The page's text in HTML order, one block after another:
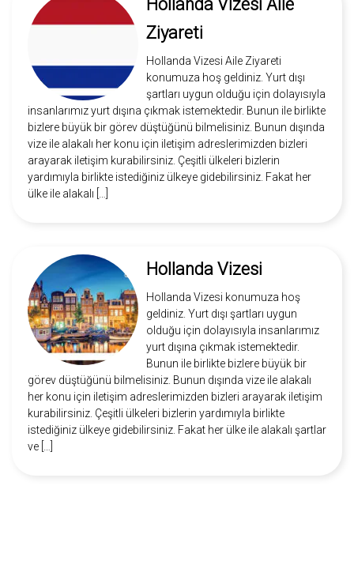
Hollanda Vizesi Aile
Ziyareti
Hollanda Vizesi Aile Ziyareti
konumuza hoş geldiniz. Yurt dışı
şartları uygun olduğu için dolayısıyla
insanlarımız yurt dışına çıkmak istemektedir. Bunun ile birlikte
bizlere büyük bir görev düştüğünü bilmelisiniz. Bunun dışında
vize ile alakalı her konu için iletişim adreslerimizden bizleri
arayarak iletişim kurabilirsiniz. Çeşitli ülkeleri bizlerin
yardımıyla birlikte istediğiniz ülkeye gidebilirsiniz. Fakat her
ülke ile alakalı […]
Hollanda Vizesi
Hollanda Vizesi konumuza hoş
geldiniz. Yurt dışı şartları uygun
olduğu için dolayısıyla insanlarımız
yurt dışına çıkmak istemektedir.
Bunun ile birlikte bizlere büyük bir
görev düştüğünü bilmelisiniz. Bunun dışında vize ile alakalı
her konu için iletişim adreslerimizden bizleri arayarak iletişim
kurabilirsiniz. Çeşitli ülkeleri bizlerin yardımıyla birlikte
istediğiniz ülkeye gidebilirsiniz. Fakat her ülke ile alakalı şartlar
ve […]